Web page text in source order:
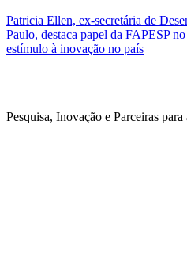
Patricia Ellen, ex-secretária de
Paulo, destaca papel da FAPESP
estímulo à inovação no país
Pesquisa, Inovação e Parceiras